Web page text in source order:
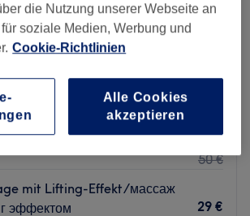
Bonn
27 Bewertungen
Auf Karte anzeigen
Gesicht/Лицо
29 €
50 €
mit Lifting-Effekt/массаж
эффектом
29 €
die Nutzung unserer Webseite an
soziale Medien, Werbung und
Cookie-Richtlinien
Alle Cookies
akzeptieren